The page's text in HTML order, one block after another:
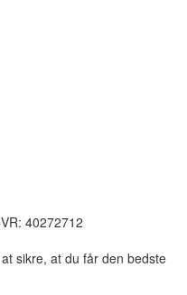
40272712
sikre, at du får den bedste